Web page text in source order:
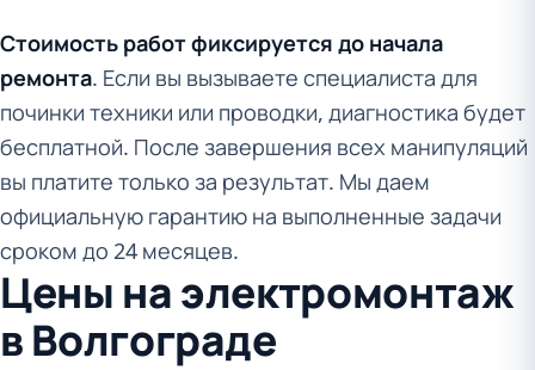
Стоимость работ фиксируется до начала
ремонта. Если вы вызываете специалиста для
починки техники или проводки, диагностика будет
бесплатной. После завершения всех манипуляций
вы платите только за результат. Мы даем
официальную гарантию на выполненные задачи
сроком до 24 месяцев.
Цены на электромонтаж
в Волгограде